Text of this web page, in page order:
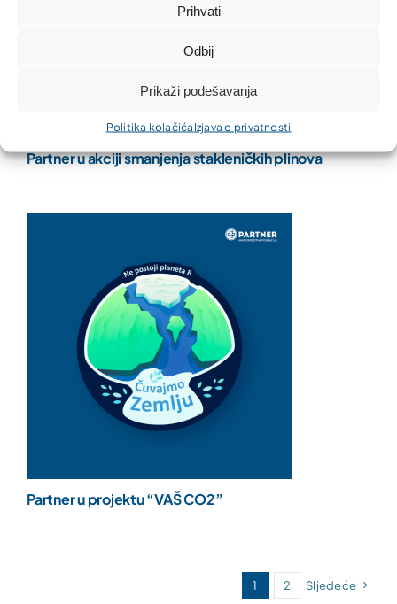
Prihvati
Odbij
Prikaži podešavanja
Politika kolačića Izjava o privatnosti
Partner u akciji smanjenja stakleničkih plinova
Partner u projektu “VAŠ CO2”
1 2 Sljedeće